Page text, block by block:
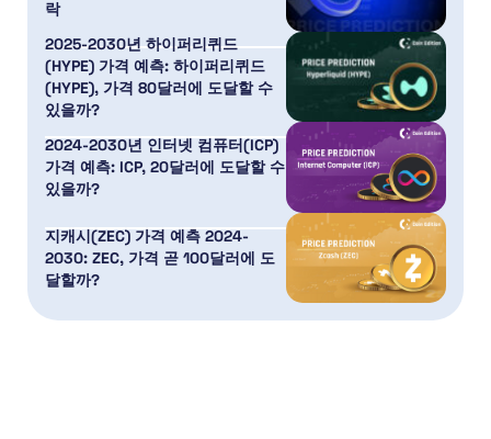
락
2025-2030년 하이퍼리퀴드
(HYPE) 가격 예측: 하이퍼리퀴드
(HYPE), 가격 80달러에 도달할 수
있을까?
2024-2030년 인터넷 컴퓨터(ICP)
가격 예측: ICP, 20달러에 도달할 수
있을까?
지캐시(ZEC) 가격 예측 2024-
2030: ZEC, 가격 곧 100달러에 도
달할까?